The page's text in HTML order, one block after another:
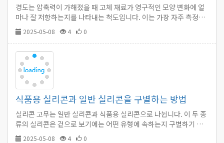
경도는 압축력이 가해졌을 때 고체 재료가 영구적인 모양 변화에 얼
마나 잘 저항하는지를 나타내는 척도입니다. 이는 가장 자주 측정되
는 매개변수 중 하나이며 플라스틱 및 고무의 기술 데이터 시트에 자
주 보고됩니다.…
2025-05-08 4 0
식품용 실리콘과 일반 실리콘을 구별하는 방법
실리콘 고무는 일반 실리콘과 식품용 실리콘으로 나뉩니다. 이 두 종
류의 실리콘은 겉으로 보기에는 어떤 유형에 속하는지 구별하기 어
렵습니다.…
2025-05-08 4 0